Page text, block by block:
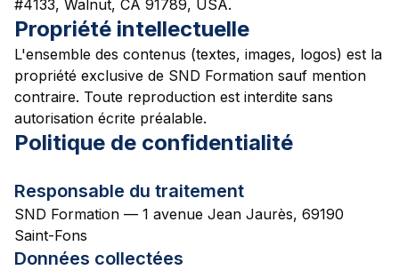
#4133, Walnut, CA 91789, USA.
Propriété intellectuelle
L'ensemble des contenus (textes, images, logos) est la
propriété exclusive de SND Formation sauf mention
contraire. Toute reproduction est interdite sans
autorisation écrite préalable.
Politique de confidentialité
Responsable du traitement
SND Formation — 1 avenue Jean Jaurès, 69190
Saint-Fons
Données collectées